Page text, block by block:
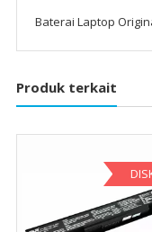
Baterai Laptop
Produk terkait